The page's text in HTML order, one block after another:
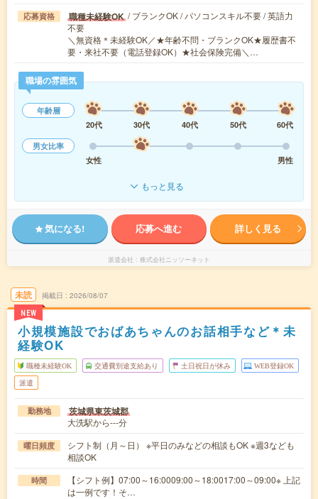
応募資格 職種未経験OK / ブランクOK / パソコンスキル不要 / 英語力
不要
＼無資格＊未経験OK／★年齢不問・ブランクOK★履歴書不
要・来社不要（電話登録OK）★社会保険完備＼…
職場の雰囲気
年齢層
20代
30代 40代 50代
60代
男女比率
女性
男性
もっと見る
気になる! 応募へ進む 詳しく見る
派遣会社 株式会社ニッソーネット
未読
NEW
掲載日 2026/08/07
小規模施設でおばあちゃんのお話相手など＊未
経験OK
職種未経験OK 交通費別途支給あり 土日祝日が休み WEB登録OK
派遣
勤務地 茨城県東茨城郡
大洗駅から---分
曜日頻度
シフト制（月～日） ※平日のみなどの相談もOK ※週3なども
相談OK
時間
【シフト例】07:00～16:0009:00～18:0017:00～09:00※ 上記
は一例です！そ…